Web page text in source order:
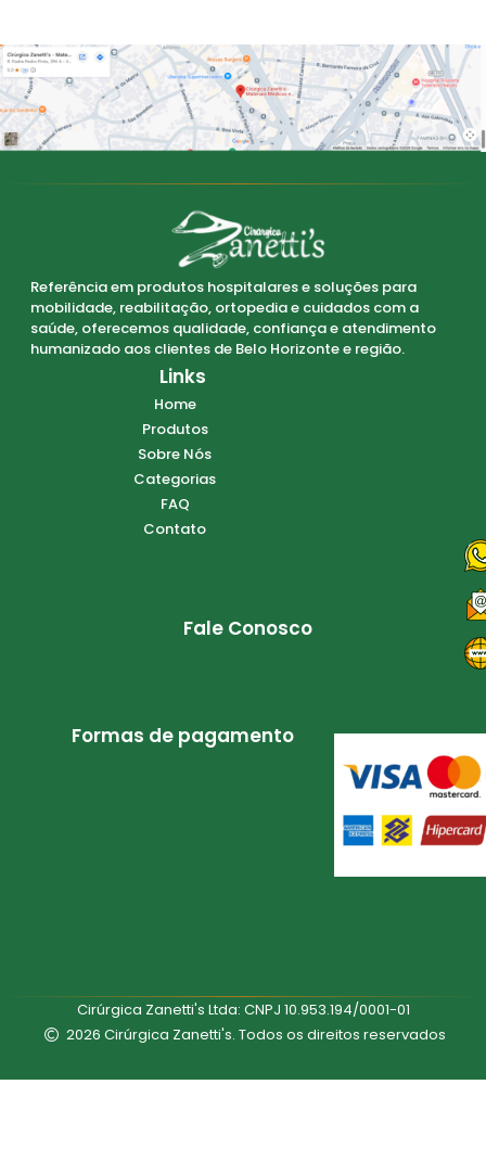
Referência em produtos hospitalares e soluções para
mobilidade, reabilitação, ortopedia e cuidados com a
saúde, oferecemos qualidade, confiança e atendimento
humanizado aos clientes de Belo Horizonte e região.
Links
Home
Produtos
Sobre Nós
Categorias
FAQ
Contato
Fale Conosco
Formas de pagamento
Cirúrgica Zanetti's Ltda: CNPJ 10.953.194/0001-01
2026 Cirúrgica Zanetti's. Todos os direitos reservados